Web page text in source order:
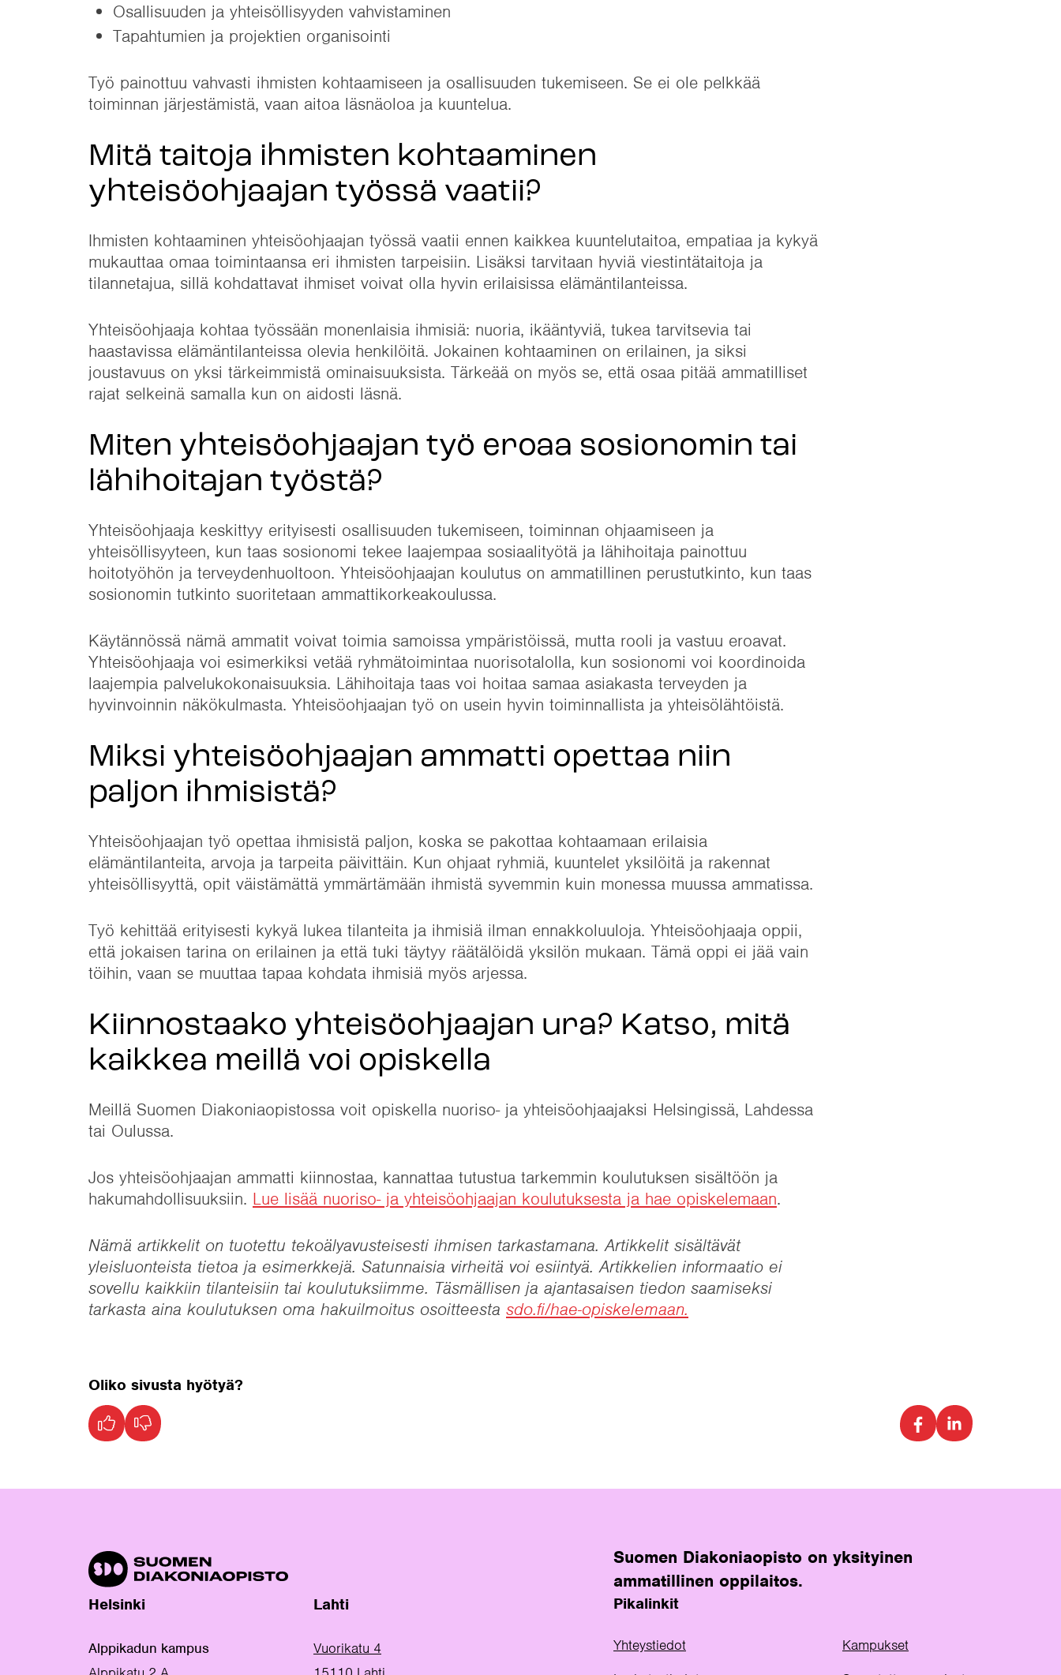
Osallisuuden ja yhteisöllisyyden vahvistaminen
Tapahtumien ja projektien organisointi
Työ painottuu vahvasti ihmisten kohtaamiseen ja osallisuuden tukemiseen. Se ei ole pelkkää
toiminnan järjestämistä, vaan aitoa läsnäoloa ja kuuntelua.
Mitä taitoja ihmisten kohtaaminen
yhteisöohjaajan työssä vaatii?
Ihmisten kohtaaminen yhteisöohjaajan työssä vaatii ennen kaikkea kuuntelutaitoa, empatiaa ja kykyä
mukauttaa omaa toimintaansa eri ihmisten tarpeisiin. Lisäksi tarvitaan hyviä viestintätaitoja ja
tilannetajua, sillä kohdattavat ihmiset voivat olla hyvin erilaisissa elämäntilanteissa.
Yhteisöohjaaja kohtaa työssään monenlaisia ihmisiä: nuoria, ikääntyviä, tukea tarvitsevia tai
haastavissa elämäntilanteissa olevia henkilöitä. Jokainen kohtaaminen on erilainen, ja siksi
joustavuus on yksi tärkeimmistä ominaisuuksista. Tärkeää on myös se, että osaa pitää ammatilliset
rajat selkeinä samalla kun on aidosti läsnä.
Miten yhteisöohjaajan työ eroaa sosionomin tai
lähihoitajan työstä?
Yhteisöohjaaja keskittyy erityisesti osallisuuden tukemiseen, toiminnan ohjaamiseen ja
yhteisöllisyyteen, kun taas sosionomi tekee laajempaa sosiaalityötä ja lähihoitaja painottuu
hoitotyöhön ja terveydenhuoltoon. Yhteisöohjaajan koulutus on ammatillinen perustutkinto, kun taas
sosionomin tutkinto suoritetaan ammattikorkeakoulussa.
Käytännössä nämä ammatit voivat toimia samoissa ympäristöissä, mutta rooli ja vastuu eroavat.
Yhteisöohjaaja voi esimerkiksi vetää ryhmätoimintaa nuorisotalolla, kun sosionomi voi koordinoida
laajempia palvelukokonaisuuksia. Lähihoitaja taas voi hoitaa samaa asiakasta terveyden ja
hyvinvoinnin näkökulmasta. Yhteisöohjaajan työ on usein hyvin toiminnallista ja yhteisölähtöistä.
Miksi yhteisöohjaajan ammatti opettaa niin
paljon ihmisistä?
Yhteisöohjaajan työ opettaa ihmisistä paljon, koska se pakottaa kohtaamaan erilaisia
elämäntilanteita, arvoja ja tarpeita päivittäin. Kun ohjaat ryhmiä, kuuntelet yksilöitä ja rakennat
yhteisöllisyyttä, opit väistämättä ymmärtämään ihmistä syvemmin kuin monessa muussa ammatissa.
Työ kehittää erityisesti kykyä lukea tilanteita ja ihmisiä ilman ennakkoluuloja. Yhteisöohjaaja oppii,
että jokaisen tarina on erilainen ja että tuki täytyy räätälöidä yksilön mukaan. Tämä oppi ei jää vain
töihin, vaan se muuttaa tapaa kohdata ihmisiä myös arjessa.
Kiinnostaako yhteisöohjaajan ura? Katso, mitä
kaikkea meillä voi opiskella
Meillä Suomen Diakoniaopistossa voit opiskella nuoriso- ja yhteisöohjaajaksi Helsingissä, Lahdessa
tai Oulussa.
Jos yhteisöohjaajan ammatti kiinnostaa, kannattaa tutustua tarkemmin koulutuksen sisältöön ja
hakumahdollisuuksiin. Lue lisää nuoriso- ja yhteisöohjaajan koulutuksesta ja hae opiskelemaan.
Nämä artikkelit on tuotettu tekoälyavusteisesti ihmisen tarkastamana. Artikkelit sisältävät
yleisluonteista tietoa ja esimerkkejä. Satunnaisia virheitä voi esiintyä. Artikkelien informaatio ei
sovellu kaikkiin tilanteisiin tai koulutuksiimme. Täsmällisen ja ajantasaisen tiedon saamiseksi
tarkasta aina koulutuksen oma hakuilmoitus osoitteesta sdo.fi/hae-opiskelemaan.
Oliko sivusta hyötyä?
Suomen Diakoniaopisto on yksityinen
ammatillinen oppilaitos.
Helsinki
Alppikadun kampus
Lahti
Vuorikatu 4
Pikalinkit
Yhteystiedot
Kampukset